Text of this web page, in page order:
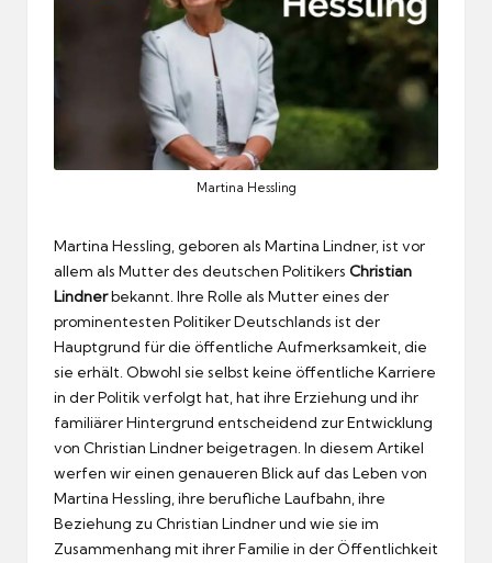
Martina Hessling
Martina Hessling, geboren als Martina Lindner, ist vor
allem als Mutter des deutschen Politikers Christian
Lindnerbekannt. Ihre Rolle als Mutter eines der
prominentesten Politiker Deutschlands ist der
Hauptgrund für die öffentliche Aufmerksamkeit, die
sie erhält. Obwohl sie selbst keine öffentliche Karriere
in der Politik verfolgt hat, hat ihre Erziehung und ihr
familiärer Hintergrund entscheidend zur Entwicklung
von Christian Lindner beigetragen. In diesem Artikel
werfen wir einen genaueren Blick auf das Leben von
Martina Hessling, ihre berufliche Laufbahn, ihre
Beziehung zu Christian Lindner und wie sie im
Zusammenhang mit ihrer Familie in der Öffentlichkeit